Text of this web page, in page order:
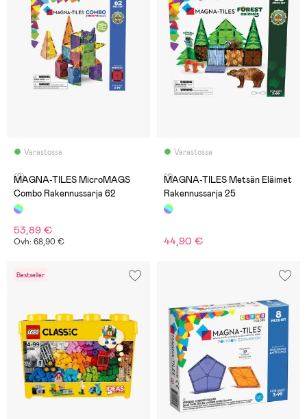
Varastossa
(2)
MAGNA-TILES MicroMAGS
Combo Rakennussarja 62
53,89 €
Ovh: 68,90 €
Varastossa
(1)
MAGNA-TILES Metsän Eläimet
Rakennussarja 25
44,90 €
Bestseller